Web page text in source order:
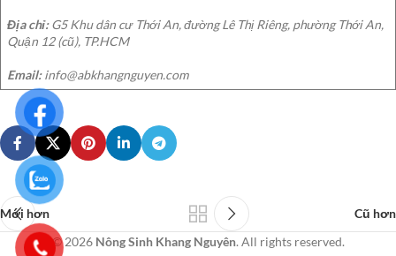
Địa chỉ:G5 Khu dân cư Thới An, đường Lê Thị Riêng, phường Thới An,
Quận 12 (cũ), TP.HCM
Email:info@abkhangnguyen.com
Mới hơn
Cũ hơn
© 2026 Nông Sinh Khang Nguyên. All rights reserved.